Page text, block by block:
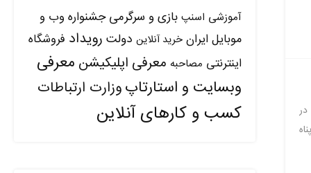
آموزشی اسنپ بازی و سرگرمی جشنواره وب و
موبایل ایران خرید آنلاین دولت رویداد فروشگاه
اینترنتی مصاحبه معرفی اپلیکیشن معرفی
وبسایت و استارتاپوزارت ارتباطات
کسب و کارهای آنلاین